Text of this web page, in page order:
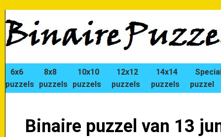
6x6
puzzels
8x8
puzzels
10x10
puzzels
12x12
puzzels
14x14
puzzels
puzzel
Binaire puzzel van 13